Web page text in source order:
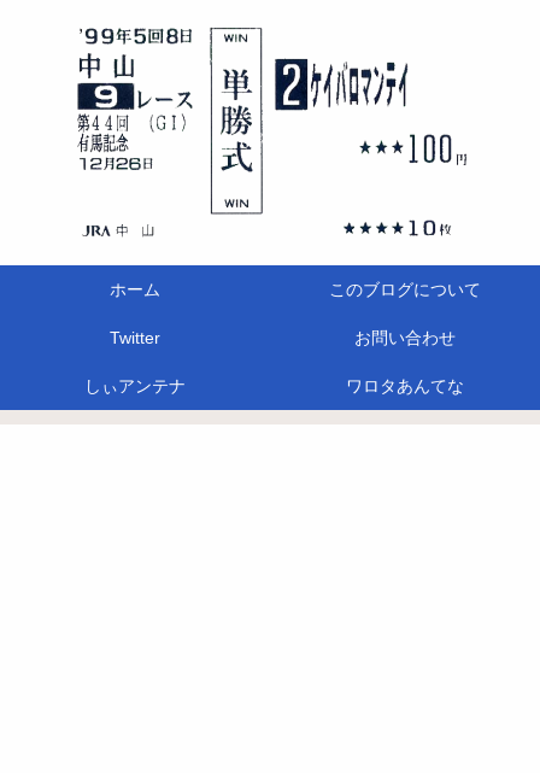
ホーム このブログについて
Twitter お問い合わせ
しぃアンテナ ワロタあんてな